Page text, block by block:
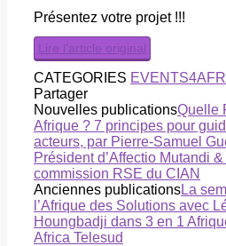
Présentez votre projet !!!
Lire l’article original
CATEGORIES
Partager
Nouvelles publicationsQuelle
Afrique ? 7 principes pour
acteurs, par Pierre-Samuel
Président d’Affectio Mutandi
commission RSE du CIAN
Anciennes publicationsLa
l’Afrique des Solutions avec
Houngbadji dans 3 en 1
Africa Telesud